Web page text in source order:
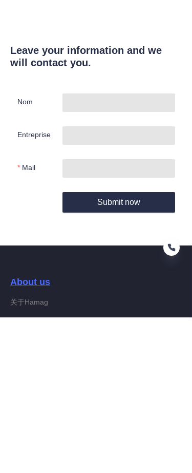
Leave your information and we
will contact you.
Nom
Entreprise
Mail
Submit now
About us
关于Hamag
FR